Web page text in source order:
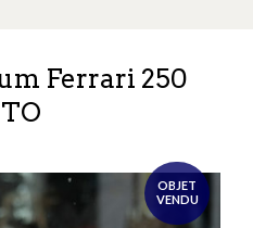
Ferrari 250
OBJET
VENDU